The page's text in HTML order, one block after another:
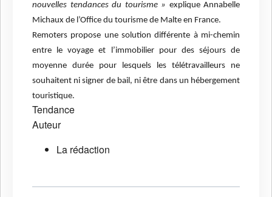
nouvelles tendances du tourisme » explique Annabelle
Michaux de l’Office du tourisme de Malte en France.
Remoters propose une solution différente à mi-chemin
entre le voyage et l’immobilier pour des séjours de
moyenne durée pour lesquels les télétravailleurs ne
souhaitent ni signer de bail, ni être dans un hébergement
touristique.
Tendance
Auteur
La rédaction